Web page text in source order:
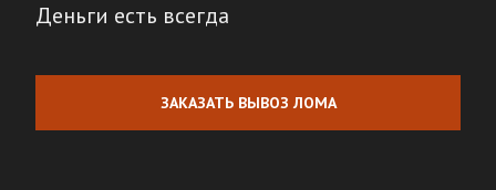
Деньги есть всегда
ЗАКАЗАТЬ ВЫВОЗ ЛОМА